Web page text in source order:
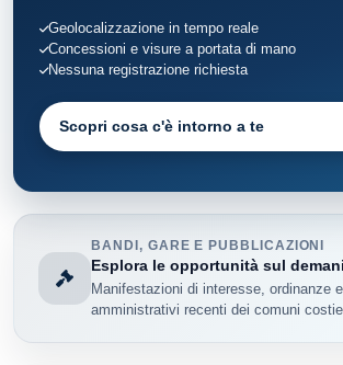
Geolocalizzazione in tempo reale
Concessioni e visure a portata di mano
Nessuna registrazione richiesta
Scopri cosa c'è intorno a te
BANDI, GARE E PUBBLICAZIONI
Esplora le opportunità sul
Manifestazioni di interesse, ordinanze
amministrativi recenti dei comuni